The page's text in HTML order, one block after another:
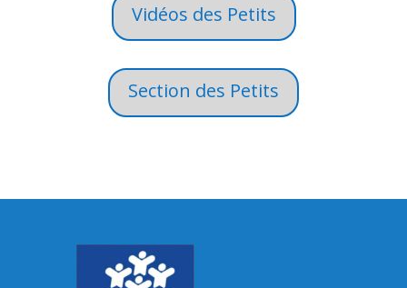
Vidéos des Petits
Section des Petits